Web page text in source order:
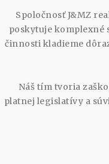
Spoločnosť J&MZ
poskytuje komplexné
činnosti kladieme
Náš tím tvoria
platnej legislatívy a